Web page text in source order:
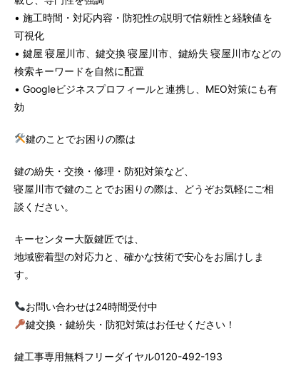
• 施工時間・対応内容・防犯性の説明で信頼性と経験値を
可視化
• 鍵屋 寝屋川市、鍵交換 寝屋川市、鍵紛失 寝屋川市などの
検索キーワードを自然に配置
• Googleビジネスプロフィールと連携し、MEO対策にも有
効
鍵のことでお困りの際は
鍵の紛失・交換・修理・防犯対策など、
寝屋川市で鍵のことでお困りの際は、どうぞお気軽にご相
談ください。
キーセンター大阪鍵匠では、
地域密着型の対応力と、確かな技術で安心をお届けしま
す。
お問い合わせは24時間受付中
鍵交換・鍵紛失・防犯対策はお任せください！
鍵工事専用無料フリーダイヤル0120-492-193